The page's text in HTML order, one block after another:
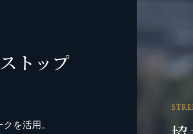
トップ
を活用。